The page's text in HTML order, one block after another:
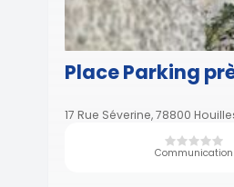
Place Parking
17 Rue Séverine, 78800
Communication